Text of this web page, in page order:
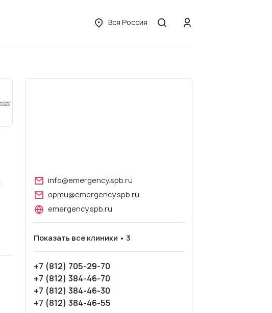
Вся Россия
info@emergency.spb.ru
opmu@emergency.spb.ru
emergency.spb.ru
Показать все клиники • 3
+7 (812) 705-29-70
+7 (812) 384-46-70
+7 (812) 384-46-30
+7 (812) 384-46-55